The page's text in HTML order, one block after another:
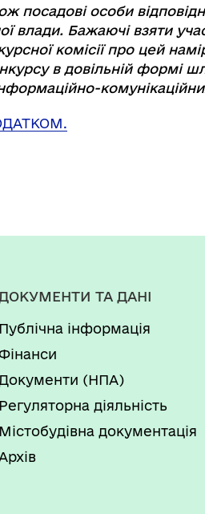
посадові особи
влади. Бажаючі взяти
комісії про цей
в довільній формі
ТА ДАНІ
Публічна інформація
(НПА)
Регуляторна діяльність
Містобудівна документація